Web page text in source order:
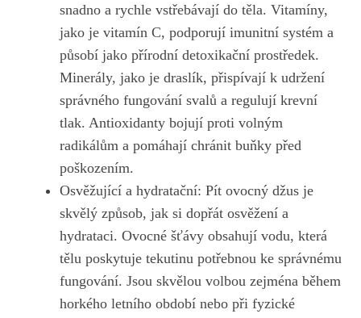
snadno⁢ a rychle vstřebávají do těla. Vitamíny,
jako​ je vitamín C, podporují imunitní systém a
působí jako přírodní detoxikační prostředek.
Minerály, jako je draslík, přispívají k udržení
správného fungování svalů a ⁤regulují krevní
tlak. Antioxidanty bojují proti volným
radikálům ‌a pomáhají chránit ‍buňky před
poškozením.
Osvěžující a⁢ hydratační: Pít ⁢ovocný džus je
skvělý způsob, jak⁤ si‌ dopřát osvěžení a
hydrataci. Ovocné šťávy obsahují vodu, která
tělu poskytuje tekutinu potřebnou ke správnému
fungování. Jsou skvělou volbou zejména během
horkého⁤ letního období nebo při fyzické